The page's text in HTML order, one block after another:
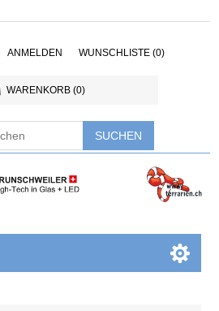
ANMELDEN WUNSCHLISTE (0)
WARENKORB (0)